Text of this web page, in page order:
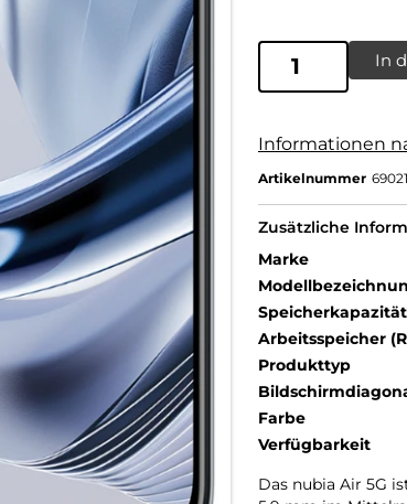
In
Informationen
Artikelnummer
Zusätzliche
Marke
Speicherkapazität
Arbeitsspeicher
Produkttyp
Farbe
Verfügbarkeit
Das nubia Air 5G